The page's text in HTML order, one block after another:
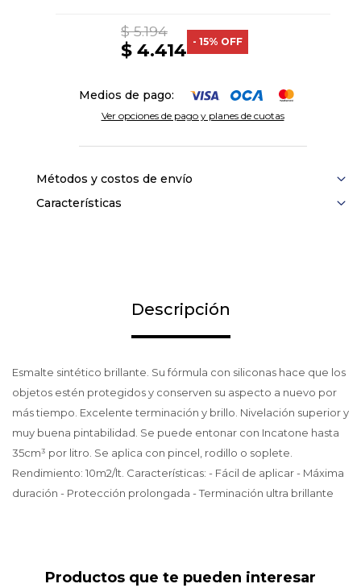
$ 4.414
$ 5.194
15
Medios de pago:
Ver opciones de pago y planes de cuotas
Métodos y costos de envío
Características
Descripción
Esmalte sintético brillante. Su fórmula con siliconas hace que los
objetos estén protegidos y conserven su aspecto a nuevo por
más tiempo. Excelente terminación y brillo. Nivelación superior y
muy buena pintabilidad. Se puede entonar con Incatone hasta
35cm³ por litro. Se aplica con pincel, rodillo o soplete.
Rendimiento: 10m2/lt. Características: - Fácil de aplicar - Máxima
duración - Protección prolongada - Terminación ultra brillante
Productos que te pueden interesar